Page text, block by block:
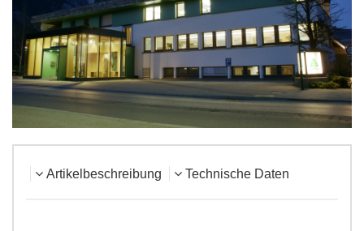
Artikelbeschreibung Technische Daten